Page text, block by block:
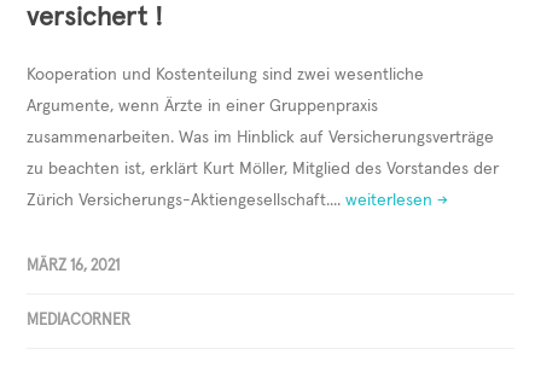
versichert !
Kooperation und Kostenteilung sind zwei wesentliche
Argumente, wenn Ärzte in einer Gruppenpraxis
zusammenarbeiten. Was im Hinblick auf Versicherungsverträge
zu beachten ist, erklärt Kurt Möller, Mitglied des Vorstandes der
Zürich Versicherungs-Aktiengesellschaft....weiterlesen →
MÄRZ 16, 2021
MEDIACORNER